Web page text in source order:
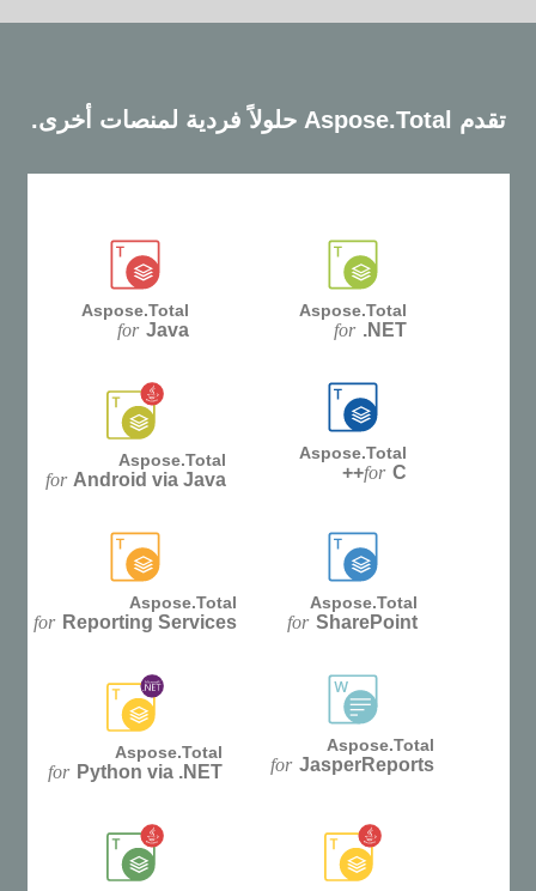
تقدم Aspose.Total حلولاً فردية لمنصات أخرى.
Aspose.Total
for .NET
Aspose.Total
for Java
Aspose.Total
for C++
Aspose.Total
for Android via Java
Aspose.Total
for SharePoint
Aspose.Total
for Reporting Services
Aspose.Total
for JasperReports
Aspose.Total
for Python via .NET